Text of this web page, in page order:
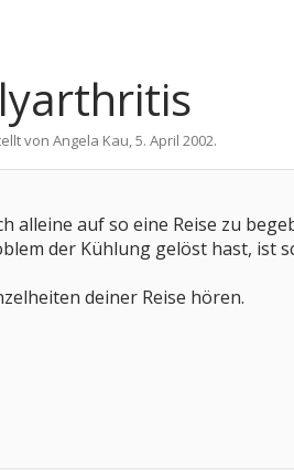
von Angela Kau,5. April 2002.
alleine auf so eine Reise zu
der Kühlung gelöst hast, ist
deiner Reise hören.